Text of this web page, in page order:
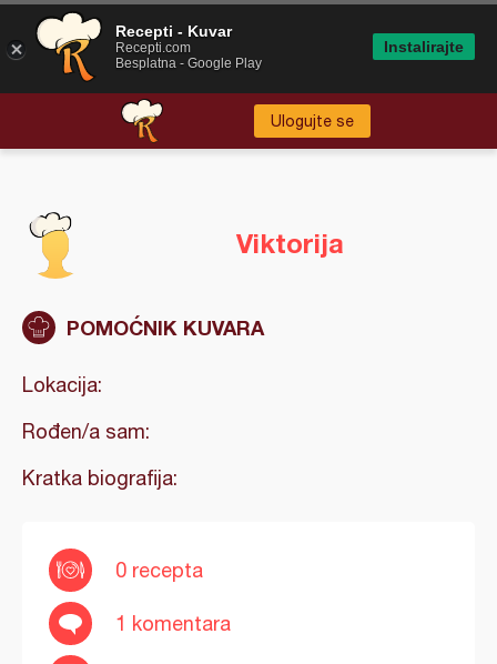
Ulogujte se
Viktorija
POMOĆNIK KUVARA
Lokacija:
Rođen/a sam:
Kratka biografija:
0 recepta
1 komentara
Recepti - Kuvar
Recepti.com
Besplatna - Google Play
Instalirajte